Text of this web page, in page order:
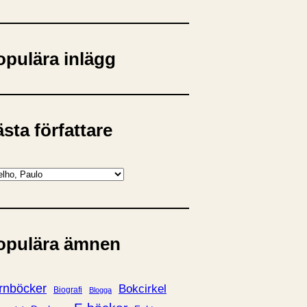
inlägg
författare
ämnen
Biografi Blogga Bokcirkel